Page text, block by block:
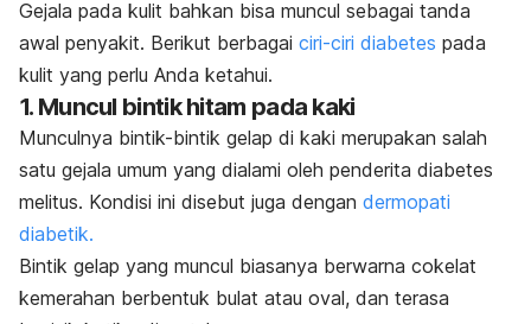
Gejala pada kulit bahkan bisa muncul sebagai tanda
awal penyakit. Berikut berbagai ciri-ciri diabetes pada
kulit yang perlu Anda ketahui.
1. Muncul bintik hitam pada kaki
Munculnya bintik-bintik gelap di kaki merupakan salah
satu gejala umum yang dialami oleh penderita diabetes
melitus. Kondisi ini disebut juga dengan dermopati
diabetik.
Bintik gelap yang muncul biasanya berwarna cokelat
kemerahan berbentuk bulat atau oval, dan terasa